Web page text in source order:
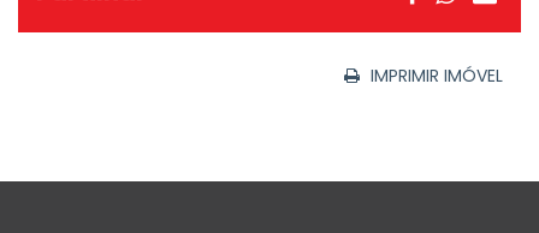
IMPRIMIR IMÓVEL